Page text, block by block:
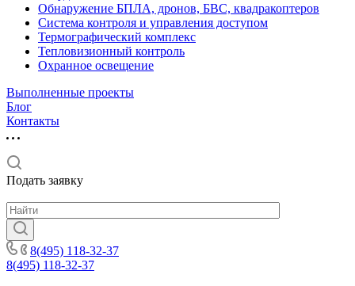
Обнаружение БПЛА, дронов, БВС, квадракоптеров
Система контроля и управления доступом
Термографический комплекс
Тепловизионный контроль
Охранное освещение
Выполненные проекты
Блог
Контакты
Подать заявку
8(495) 118-32-37
8(495) 118-32-37